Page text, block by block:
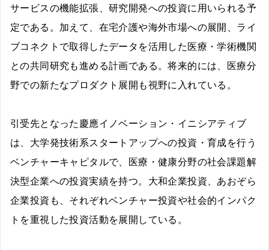
サービスの機能拡張、研究開発への投資に用いられる予
定である。加えて、在宅介護や海外市場への展開、ライ
ブコネクトで取得したデータを活用した医療・学術機関
との共同研究も進める計画である。将来的には、医療分
野での新たなプロダクト展開も視野に入れている。
引受先となった慶應イノベーション・イニシアティブ
は、大学発技術系スタートアップへの投資・育成を行う
ベンチャーキャピタルで、医療・健康分野の社会課題解
決型企業への投資実績を持つ。大和企業投資、あおぞら
企業投資も、それぞれベンチャー投資や社会的インパク
トを重視した投資活動を展開している。